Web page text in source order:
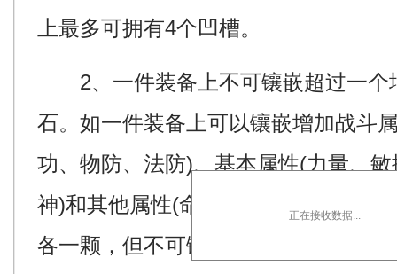
上最多可拥有4个凹槽。
2、一件装备上不可镶嵌超过一个
石。如一件装备上可以镶嵌增加战斗
功、物防、法防)、基本属性(力量、
神)和其他属性(命中、躲闪、格挡等)
各一颗，但不可镶嵌两种增加相同类
正在接收数据...